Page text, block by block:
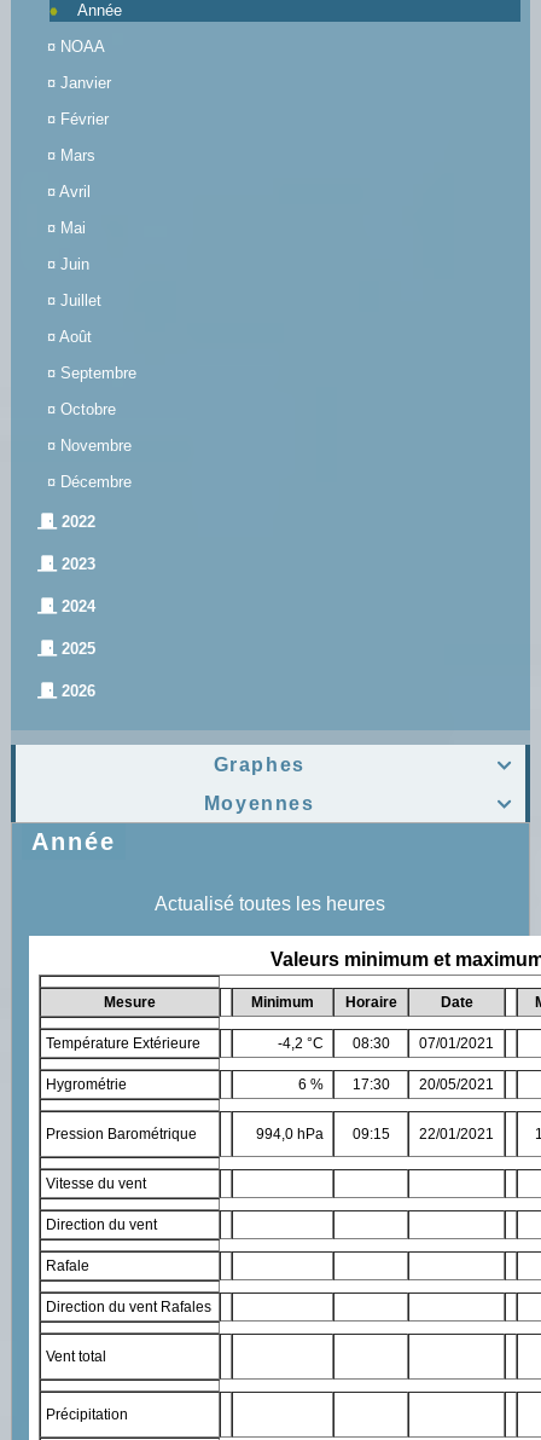
Année
¤ NOAA
¤ Janvier
¤ Février
¤ Mars
¤ Avril
¤ Mai
¤ Juin
¤ Juillet
¤ Août
¤ Septembre
¤ Octobre
¤ Novembre
¤ Décembre
2022
2023
2024
2025
2026

Graphes

Moyennes
Année
Actualisé toutes les heures